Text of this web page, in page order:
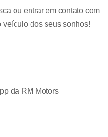
ou entrar em contato com
veículo dos seus sonhos!
da RM Motors